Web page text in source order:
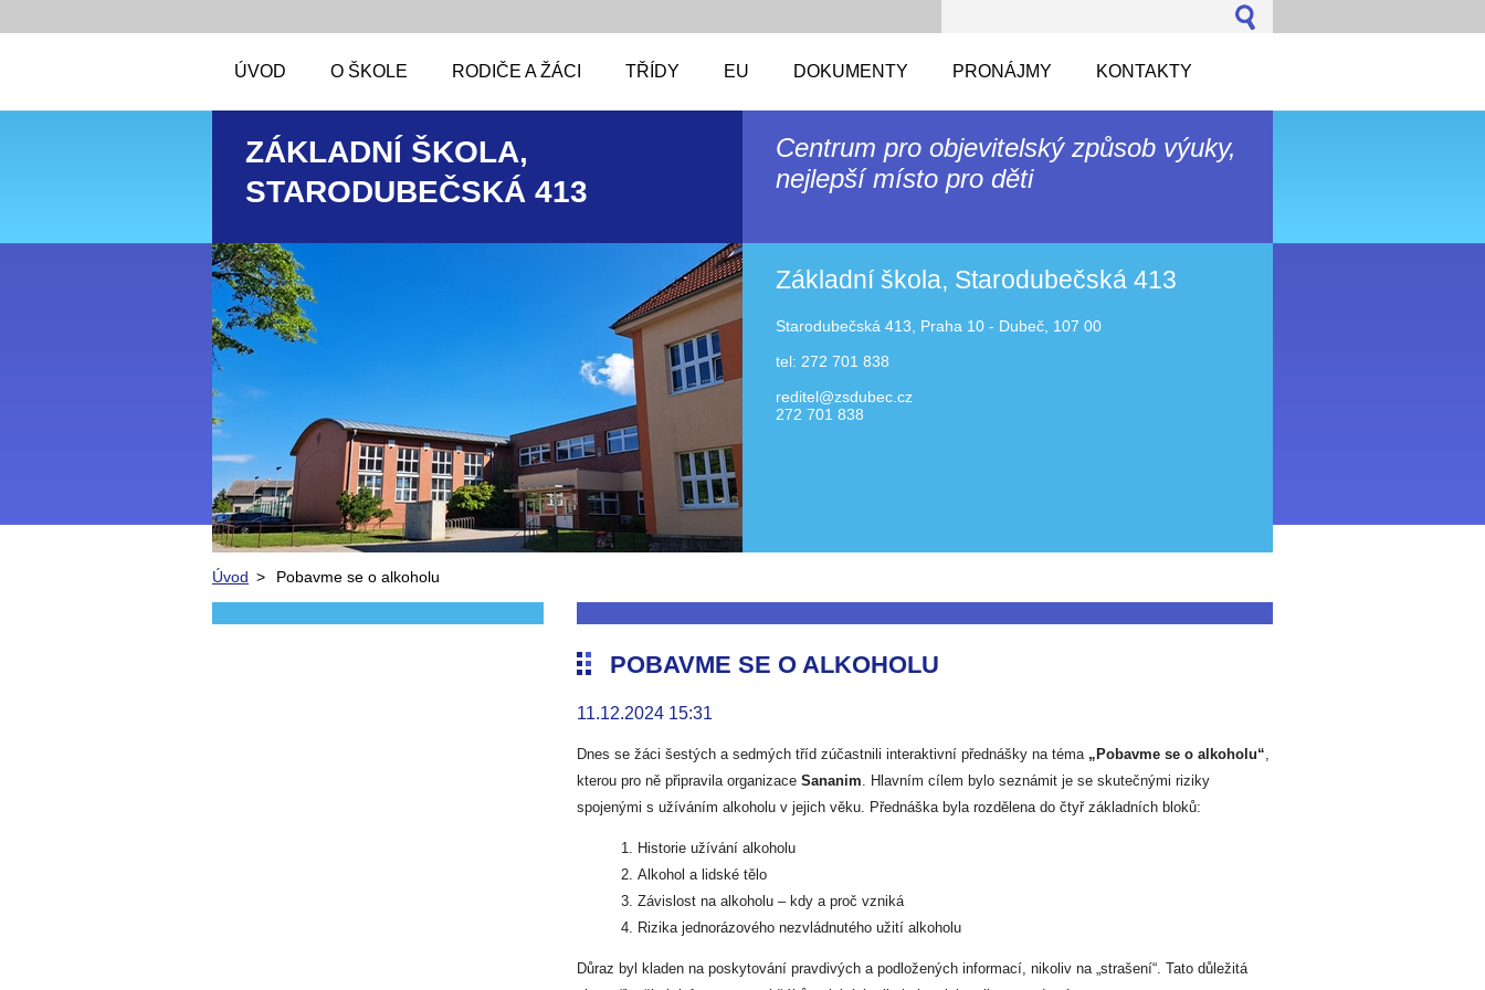
ÚVOD O ŠKOLE RODIČE A ŽÁCI TŘÍDY EU DOKUMENTY PRONÁJMY KONTAKTY
ZÁKLADNÍ ŠKOLA,
STARODUBEČSKÁ 413
Centrum pro objevitelský způsob výuky,
nejlepší místo pro děti
Základní škola, Starodubečská 413
Starodubečská 413, Praha 10 - Dubeč, 107 00
tel: 272 701 838
reditel@zsdubec.cz
272 701 838
Úvod > Pobavme se o alkoholu
POBAVME SE O ALKOHOLU
11.12.2024 15:31
Dnes se žáci šestých a sedmých tříd zúčastnili interaktivní přednášky na téma „Pobavme se o alkoholu“,
kterou pro ně připravila organizace Sananim. Hlavním cílem bylo seznámit je se skutečnými riziky
spojenými s užíváním alkoholu v jejich věku. Přednáška byla rozdělena do čtyř základních bloků:
Historie užívání alkoholu
Alkohol a lidské tělo
Závislost na alkoholu – kdy a proč vzniká
Rizika jednorázového nezvládnutého užití alkoholu
Důraz byl kladen na poskytování pravdivých a podložených informací, nikoliv na „strašení“. Tato důležitá